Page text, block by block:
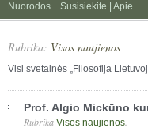
Nuorodos
Susisiekite | Apie
Rubrika: Visos naujienos
Visi svetainės „Filosofija
Prof. Algio Mickūno
Rubrika Visos naujienos